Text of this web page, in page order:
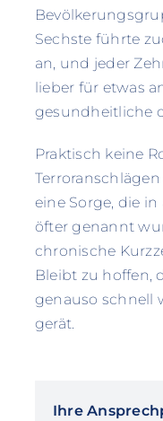
Sechste führte
an, und jeder
lieber für etwas
gesundheitliche
Praktisch keine
eine Sorge, die
öfter genannt
chronische
Bleibt zu hoffen,
genauso schnell
gerät.
Ihre